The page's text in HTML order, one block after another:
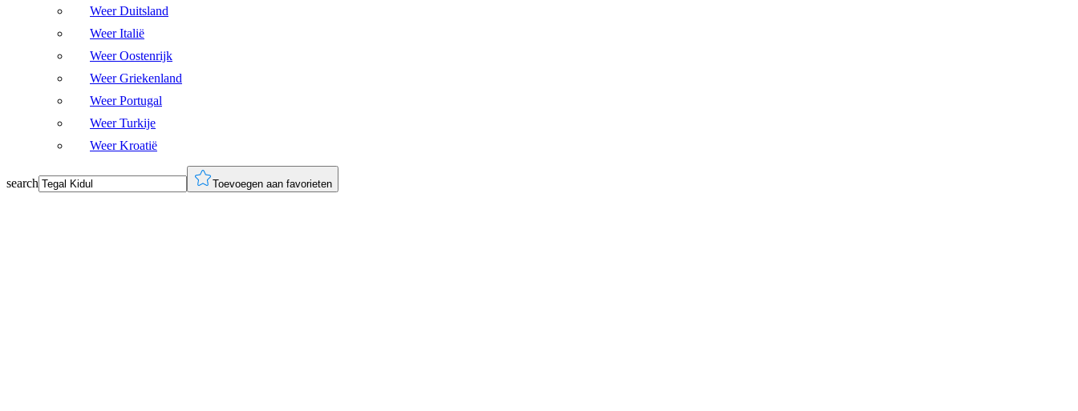
Weer Duitsland
Weer Italië
Weer Oostenrijk
Weer Griekenland
Weer Portugal
Weer Turkije
Weer Kroatië
search Toevoegen aan favorieten